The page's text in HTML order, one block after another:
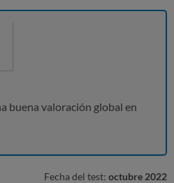
buena valoración global en
Fecha del test: octubre 2022